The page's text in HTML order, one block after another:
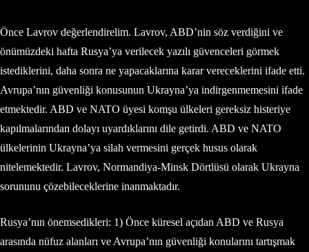
Önce Lavrov değerlendirelim. Lavrov, ABD’nin söz verdiğini ve
önümüzdeki hafta Rusya’ya verilecek yazılı güvenceleri görmek
istediklerini, daha sonra ne yapacaklarına karar vereceklerini ifade etti.
Avrupa’nın güvenliği konusunun Ukrayna’ya indirgenmemesini ifade
etmektedir. ABD ve NATO üyesi komşu ülkeleri gereksiz histeriye
kapılmalarından dolayı uyardıklarını dile getirdi. ABD ve NATO
ülkelerinin Ukrayna’ya silah vermesini gerçek husus olarak
nitelemektedir. Lavrov, Normandiya-Minsk Dörtlüsü olarak Ukrayna
sorununu çözebileceklerine inanmaktadır.
Rusya’nın önemsedikleri: 1) Önce küresel açıdan ABD ve Rusya
arasında nüfuz alanları ve Avrupa’nın güvenliği konularını tartışmak